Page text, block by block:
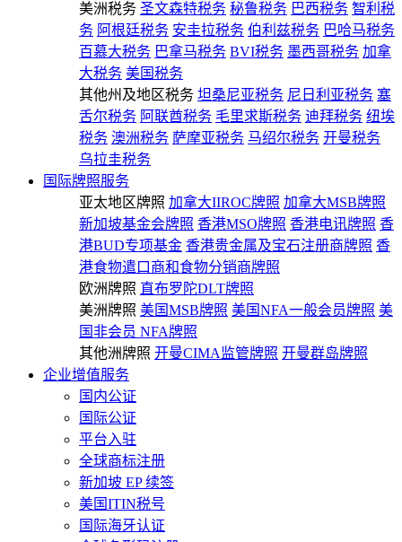
美洲税务 圣文森特税务 秘鲁税务 巴西税务 智利税
务 阿根廷税务 安圭拉税务 伯利兹税务 巴哈马税务
百慕大税务 巴拿马税务 BVI税务 墨西哥税务 加拿
大税务 美国税务
其他州及地区税务 坦桑尼亚税务 尼日利亚税务 塞
舌尔税务 阿联酋税务 毛里求斯税务 迪拜税务 纽埃
税务 澳洲税务 萨摩亚税务 马绍尔税务 开曼税务
乌拉圭税务
国际牌照服务
亚太地区牌照 加拿大IIROC牌照 加拿大MSB牌照
新加坡基金会牌照 香港MSO牌照 香港电讯牌照 香
港BUD专项基金 香港贵金属及宝石注册商牌照 香
港食物遣口商和食物分销商牌照
欧洲牌照 直布罗陀DLT牌照
美洲牌照 美国MSB牌照 美国NFA一般会员牌照 美
国非会员 NFA牌照
其他洲牌照 开曼CIMA监管牌照 开曼群岛牌照
企业增值服务
国内公证
国际公证
平台入驻
全球商标注册
新加坡 EP 续签
美国ITIN税号
国际海牙认证